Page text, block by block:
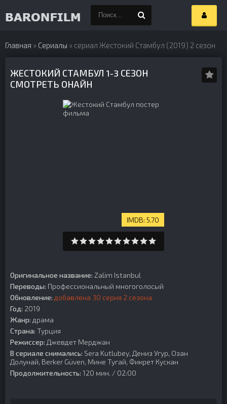
Главная » Сериалы » сериал Жестокий Стамбул (2019) 2 сезон
ЖЕСТОКИЙ СТАМБУЛ 1-3 СЕЗОН
СМОТРЕТЬ ОНАЙН
5.70
Оригинальное название: Zalim Istanbul
Переводы: Профессиональный многоголосый
Обновление: добавлена 30 серия 2 сезона
Год: 2019
Жанр: драма
Страна: Турция
Режиссер: Джевдет Мерджан
В сериале снимались: Sera Kutlubey, Дениз Угур, Озан
Долунай, Berker Güven, Мине Тугай, Фикрет Кускан
Продолжительность: 120 мин. / 02:00